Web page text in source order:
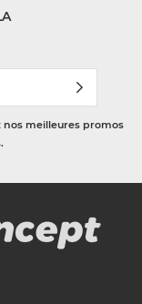
nos meilleures promos